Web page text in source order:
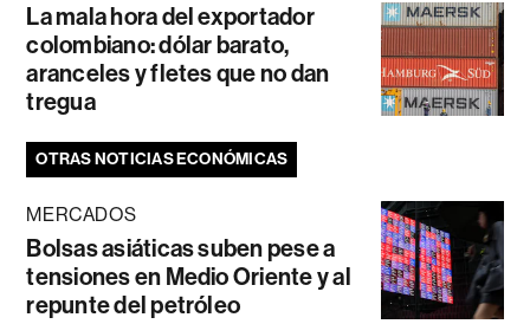
La mala hora del exportador
colombiano: dólar barato,
aranceles y fletes que no dan
tregua
OTRAS NOTICIAS ECONÓMICAS
MERCADOS
Bolsas asiáticas suben pese a
tensiones en Medio Oriente y al
repunte del petróleo